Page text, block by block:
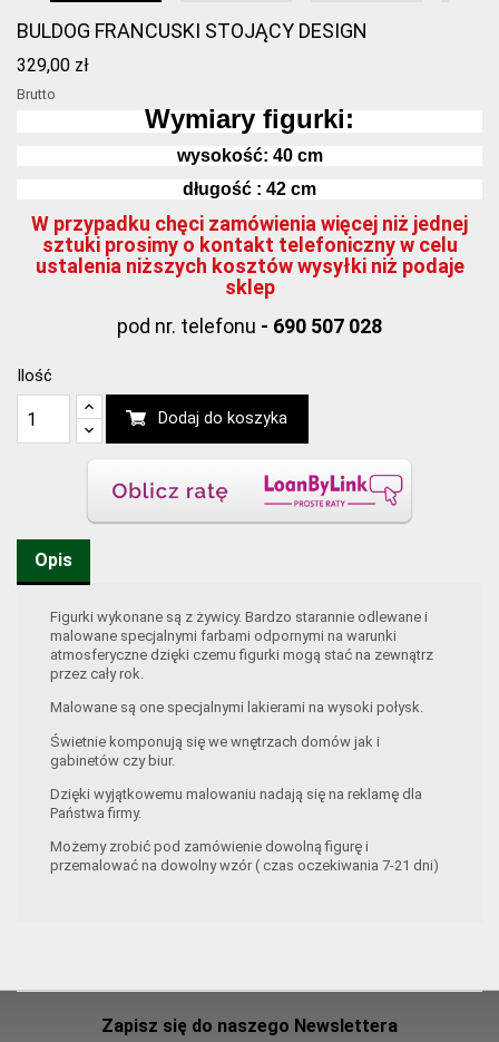
BULDOG FRANCUSKI STOJĄCY DESIGN
329,00 zł
Brutto
Wymiary figurki:
wysokość: 40 cm
długość : 42 cm
W przypadku chęci zamówienia więcej niż jednej
sztuki prosimy o kontakt telefoniczny w celu
ustalenia niższych kosztów wysyłki niż podaje
sklep
pod nr. telefonu - 690 507 028
Ilość
Dodaj do koszyka
Opis
Figurki wykonane są z żywicy. Bardzo starannie odlewane i
malowane specjalnymi farbami odpornymi na warunki
atmosferyczne dzięki czemu figurki mogą stać na zewnątrz
przez cały rok.
Malowane są one specjalnymi lakierami na wysoki połysk.
Świetnie komponują się we wnętrzach domów jak i
gabinetów czy biur.
Dzięki wyjątkowemu malowaniu nadają się na reklamę dla
Państwa firmy.
Możemy zrobić pod zamówienie dowolną figurę i
przemalować na dowolny wzór ( czas oczekiwania 7-21 dni)
Zapisz się do naszego Newslettera